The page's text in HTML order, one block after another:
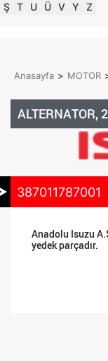
Ş T U Ü V Y Z
Anasayfa > MOTOR
ALTERNATOR,
387011787001
Anadolu Isuzu
yedek parçadır.